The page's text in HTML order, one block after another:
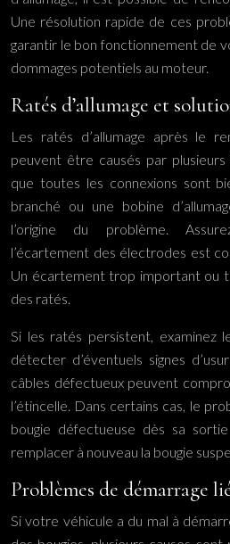
Une résolution rapide de ces
garantir le bon fonctionnement de
dommages potentiels au moteur.
Ratés d’allumage et
Les ratés d’allumage après le
peuvent être causés par plusieurs
que toutes les connexions sont
branché ou une bobine
l’origine du problème.
l’écartement des électrodes est
Un écartement trop important ou
des ratés.
Si les ratés persistent, examinez
détecter d’éventuels signes
câbles défectueux peuvent
l’étincelle. Dans certains cas, le
bougie défectueuse dès sa sortie
remplacer à nouveau la bougie
Problèmes de démarrage
Si votre véhicule a du mal à